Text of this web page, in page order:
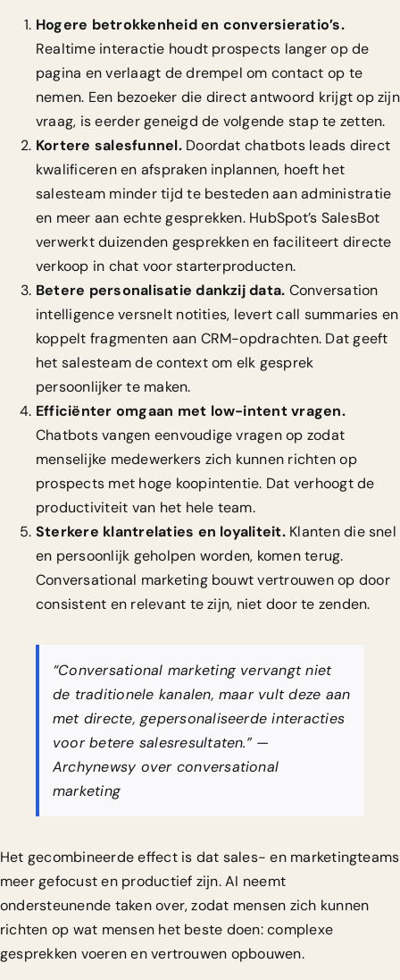
Hogere betrokkenheid en conversieratio’s.
Realtime interactie houdt prospects langer op de
pagina en verlaagt de drempel om contact op te
nemen. Een bezoeker die direct antwoord krijgt op zijn
vraag, is eerder geneigd de volgende stap te zetten.
Kortere salesfunnel.Doordat chatbots leads direct
kwalificeren en afspraken inplannen, hoeft het
salesteam minder tijd te besteden aan administratie
en meer aan echte gesprekken. HubSpot’s SalesBot
verwerkt duizenden gesprekkenen faciliteert directe
verkoop in chat voor starterproducten.
Betere personalisatie dankzij data. Conversation
intelligence versnelt notities, levert call summaries en
koppelt fragmenten aan CRM-opdrachten. Dat geeft
het salesteam de context om elk gesprek
persoonlijker te maken.
Efficiënter omgaan met low-intent vragen.
Chatbots vangen eenvoudige vragen op zodat
menselijke medewerkers zich kunnen richten op
prospects met hoge koopintentie. Dat verhoogt de
productiviteit van het hele team.
Sterkere klantrelaties en loyaliteit.Klanten die snel
en persoonlijk geholpen worden, komen terug.
Conversational marketing bouwt vertrouwen op door
consistent en relevant te zijn, niet door te zenden.
“Conversational marketing vervangt niet
de traditionele kanalen, maar vult deze aan
met directe, gepersonaliseerde interacties
voor betere salesresultaten.” —
Archynewsy over conversational
marketing
Het gecombineerde effect is dat sales- en marketingteams
meer gefocust en productief zijn. AI neemt
ondersteunende taken over, zodat mensen zich kunnen
richten op wat mensen het beste doen: complexe
gesprekken voeren en vertrouwen opbouwen.